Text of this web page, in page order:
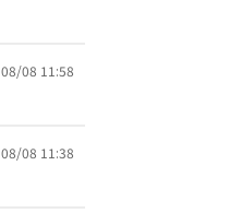
08/08 11:58
08/08 11:38